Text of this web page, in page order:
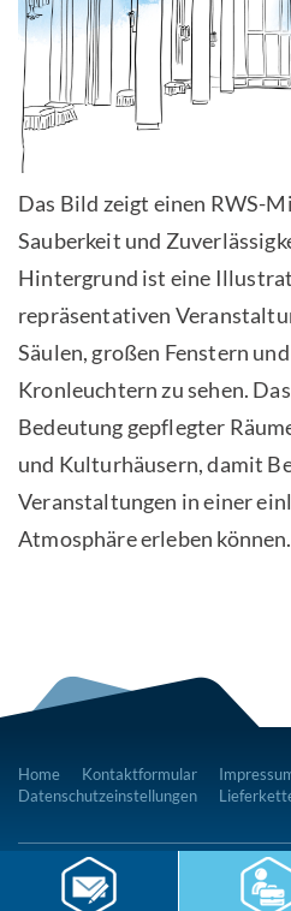
Das Bild zeigt einen RWS-
Sauberkeit und
Hintergrund ist eine
repräsentativen
Säulen, großen Fenstern
Kronleuchtern zu sehen.
Bedeutung gepflegter
und Kulturhäusern, damit
Veranstaltungen in einer
Atmosphäre erleben können.
Home Kontaktformular
Datenschutzeinstellungen